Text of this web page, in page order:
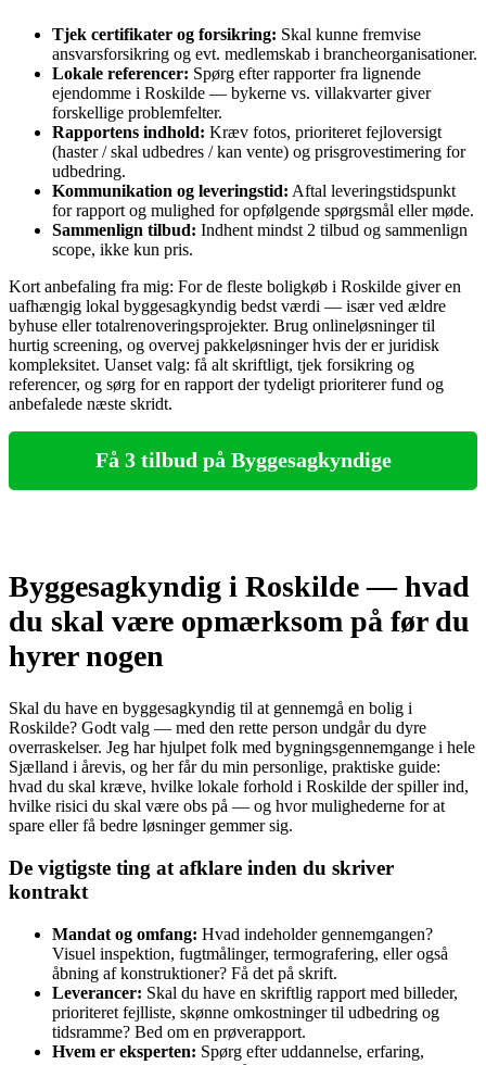
Tjek certifikater og forsikring: Skal kunne fremvise
ansvarsforsikring og evt. medlemskab i brancheorganisationer.
Lokale referencer: Spørg efter rapporter fra lignende
ejendomme i Roskilde — bykerne vs. villakvarter giver
forskellige problemfelter.
Rapportens indhold: Kræv fotos, prioriteret fejloversigt
(haster / skal udbedres / kan vente) og prisgrovestimering for
udbedring.
Kommunikation og leveringstid: Aftal leveringstidspunkt
for rapport og mulighed for opfølgende spørgsmål eller møde.
Sammenlign tilbud: Indhent mindst 2 tilbud og sammenlign
scope, ikke kun pris.
Kort anbefaling fra mig: For de fleste boligkøb i Roskilde giver en
uafhængig lokal byggesagkyndig bedst værdi — især ved ældre
byhuse eller totalrenoveringsprojekter. Brug onlineløsninger til
hurtig screening, og overvej pakkeløsninger hvis der er juridisk
kompleksitet. Uanset valg: få alt skriftligt, tjek forsikring og
referencer, og sørg for en rapport der tydeligt prioriterer fund og
anbefalede næste skridt.
Få 3 tilbud på Byggesagkyndige
Byggesagkyndig i Roskilde — hvad
du skal være opmærksom på før du
hyrer nogen
Skal du have en byggesagkyndig til at gennemgå en bolig i
Roskilde? Godt valg — med den rette person undgår du dyre
overraskelser. Jeg har hjulpet folk med bygningsgennemgange i hele
Sjælland i årevis, og her får du min personlige, praktiske guide:
hvad du skal kræve, hvilke lokale forhold i Roskilde der spiller ind,
hvilke risici du skal være obs på — og hvor mulighederne for at
spare eller få bedre løsninger gemmer sig.
De vigtigste ting at afklare inden du skriver
kontrakt
Mandat og omfang: Hvad indeholder gennemgangen?
Visuel inspektion, fugtmålinger, termografering, eller også
åbning af konstruktioner? Få det på skrift.
Leverancer: Skal du have en skriftlig rapport med billeder,
prioriteret fejlliste, skønne omkostninger til udbedring og
tidsramme? Bed om en prøve­rapport.
Hvem er eksperten: Spørg efter uddannelse, erfaring,